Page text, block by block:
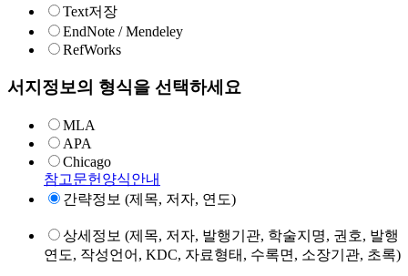
Text저장
EndNote / Mendeley
RefWorks
서지정보의 형식을 선택하세요
MLA
APA
Chicago
참고문헌양식안내
간략정보 (제목, 저자, 연도)
상세정보 (제목, 저자, 발행기관, 학술지명, 권호, 발행
연도, 작성언어, KDC, 자료형태, 수록면, 소장기관, 초록)